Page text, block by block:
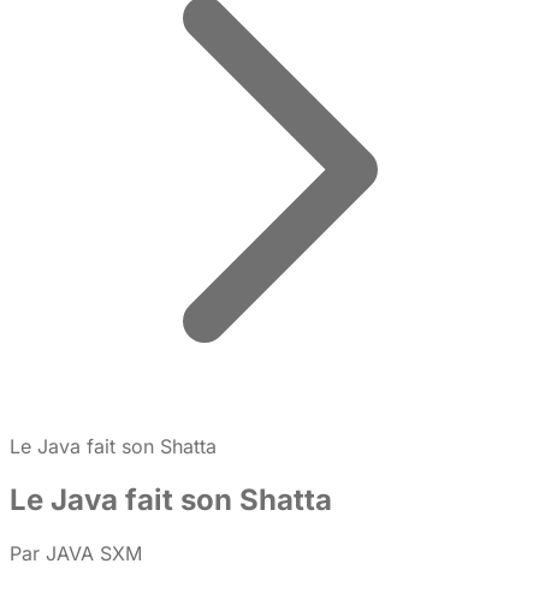
Le Java fait son Shatta
Le Java fait son Shatta
Par JAVA SXM